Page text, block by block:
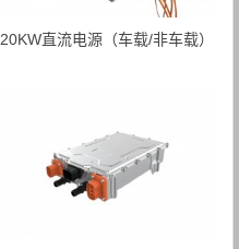
20KW直流电源（车载/非车载）